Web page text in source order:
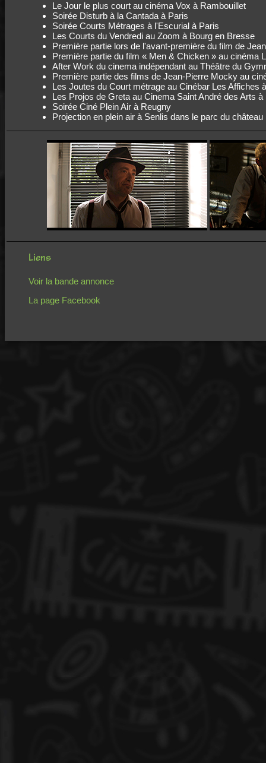
Le Jour le plus court au cinéma Vox à Rambouillet
Soirée Disturb à la Cantada à Paris
Soirée Courts Métrages à l'Escurial à Paris
Les Courts du Vendredi au Zoom à Bourg en Bresse
Première partie lors de l'avant-première du film de
Première partie du film « Men & Chicken » au
After Work du cinema indépendant au Théâtre du
Première partie des films de Jean-Pierre Mocky au
Les Joutes du Court métrage au Cinébar Les Affiches
Les Projos de Greta au Cinema Saint André des Arts à
Soirée Ciné Plein Air à Reugny
Projection en plein air à Senlis dans le parc du château
Liens
Voir la bande annonce
La page Facebook